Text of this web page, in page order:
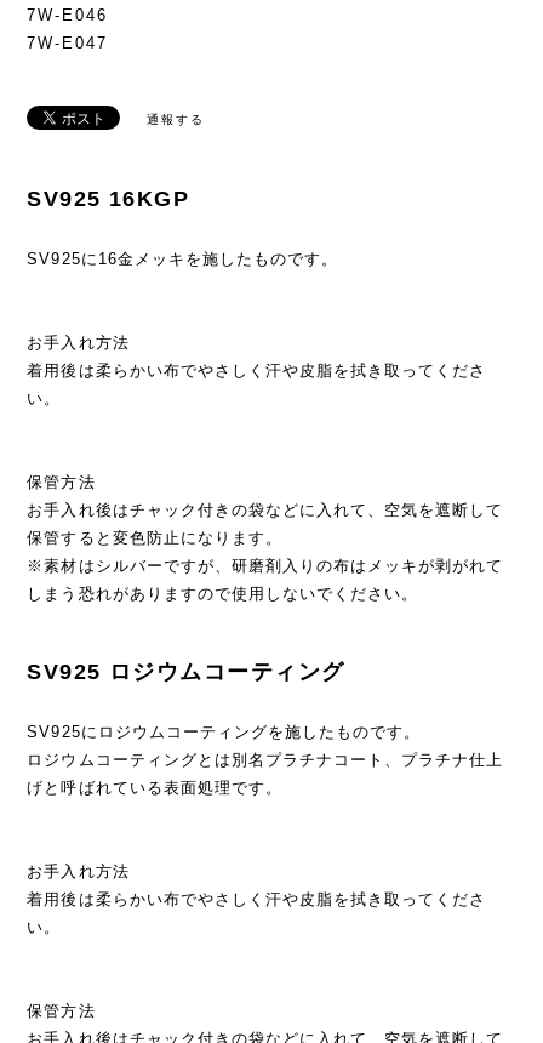
7W-E046
7W-E047
通報する
SV925 16KGP
SV925に16金メッキを施したものです。
お手入れ方法
着用後は柔らかい布でやさしく汗や皮脂を拭き取ってくださ
い。
保管方法
お手入れ後はチャック付きの袋などに入れて、空気を遮断して
保管すると変色防止になります。
※素材はシルバーですが、研磨剤入りの布はメッキが剥がれて
しまう恐れがありますので使用しないでください。
SV925 ロジウムコーティング
SV925にロジウムコーティングを施したものです。
ロジウムコーティングとは別名プラチナコート、プラチナ仕上
げと呼ばれている表面処理です。
お手入れ方法
着用後は柔らかい布でやさしく汗や皮脂を拭き取ってくださ
い。
保管方法
お手入れ後はチャック付きの袋などに入れて、空気を遮断して